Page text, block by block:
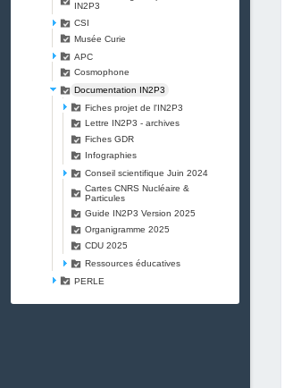
IN2P3
CSI
Musée Curie
APC
Cosmophone
Documentation IN2P3
Fiches projet de l'IN2P3
Lettre IN2P3 - archives
Fiches GDR
Infographies
Conseil scientifique Juin 2024
Cartes CNRS Nucléaire &
Particules
Guide IN2P3 Version 2025
Organigramme 2025
CDU 2025
Ressources éducatives
PERLE